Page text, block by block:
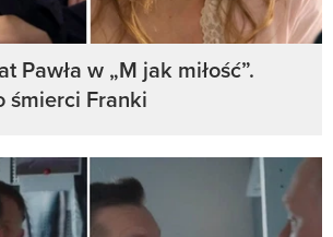
Pawła w „M jak miłość”.
śmierci Franki